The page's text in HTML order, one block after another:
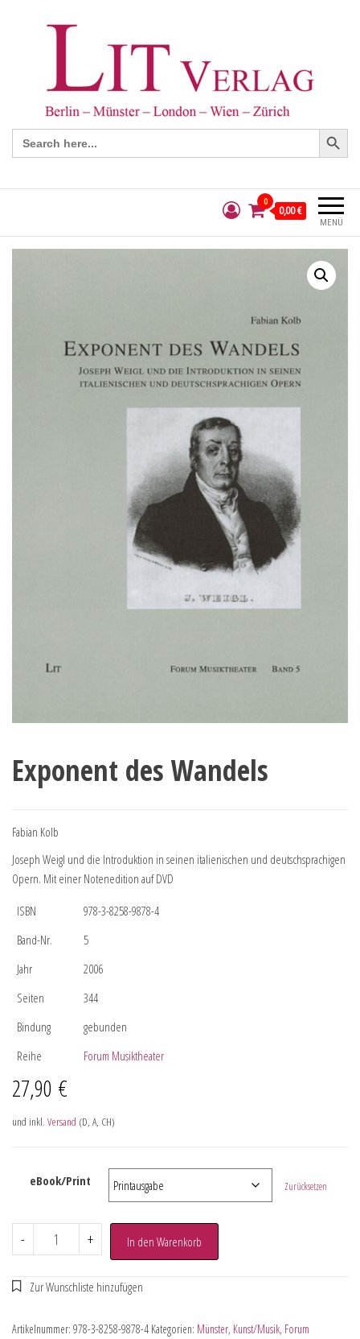
Search
for:
Search Button
MENÜ
0
0,00 €
Exponent des Wandels
Fabian Kolb
Joseph Weigl und die Introduktion in seinen italienischen und deutschsprachigen
Opern. Mit einer Notenedition auf DVD
ISBN
978-3-8258-9878-4
Band-Nr.
5
Jahr
2006
Seiten
344
Bindung
gebunden
Reihe
Forum Musiktheater
27,90 €
und inkl. Versand (D, A, CH)
eBook/Print Zurücksetzen
- + In den Warenkorb
Artikelnummer: 978-3-8258-9878-4 Kategorien: Münster, Kunst/Musik, Forum